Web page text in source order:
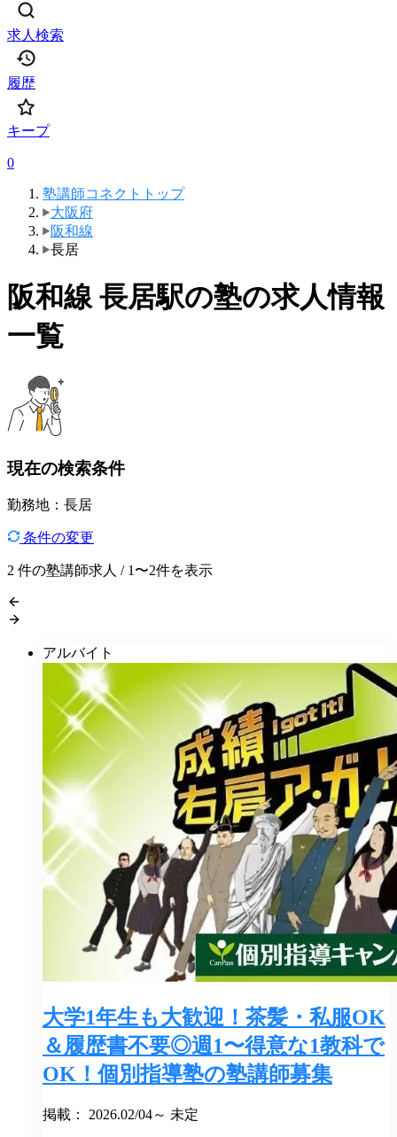
求人検索
履歴
キープ
0
塾講師コネクトトップ
大阪府
阪和線
長居
阪和線 長居駅の塾の求人情報
一覧
現在の検索条件
勤務地：長居
条件の変更
2 件の塾講師求人 / 1〜2件を表示
アルバイト
大学1年生も大歓迎！茶髪・私服OK
＆履歴書不要◎週1〜得意な1教科で
OK！個別指導塾の塾講師募集
掲載： 2026.02/04～ 未定